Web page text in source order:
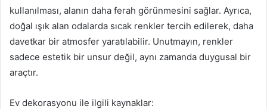
kullanılması, alanın daha ferah görünmesini sağlar. Ayrıca,
doğal ışık alan odalarda sıcak renkler tercih edilerek, daha
davetkar bir atmosfer yaratılabilir. Unutmayın, renkler
sadece estetik bir unsur değil, aynı zamanda duygusal bir
araçtır.
Ev dekorasyonu ile ilgili kaynaklar: